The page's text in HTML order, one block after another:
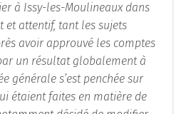
à Issy-les-Moulineaux dans
attentif, tant les sujets
avoir approuvé les comptes
un résultat globalement à
générale s’est penchée sur
étaient faites en matière de